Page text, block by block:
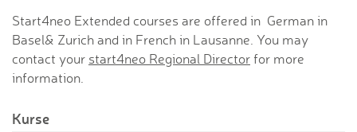
Start4neo Extended courses are offered in German in
Basel& Zurich and in French in Lausanne. You may
contact your start4neo Regional Director for more
information.
Kurse